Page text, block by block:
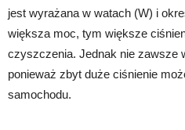
jest wyrażana w watach (W) i
większa moc, tym większe
czyszczenia. Jednak nie zawsze
ponieważ zbyt duże ciśnienie
samochodu.